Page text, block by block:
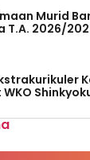
Murid
T.A. 2026/